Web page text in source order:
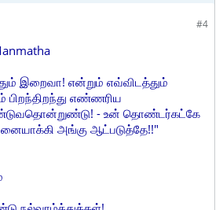
#4
இறைவா! என்றும் எவ்விடத்தும்
பிறந்திறந்து எண்ணரிய
- உன் தொண்டர்கட்கே
அங்கு ஆட்படுத்தே!!"